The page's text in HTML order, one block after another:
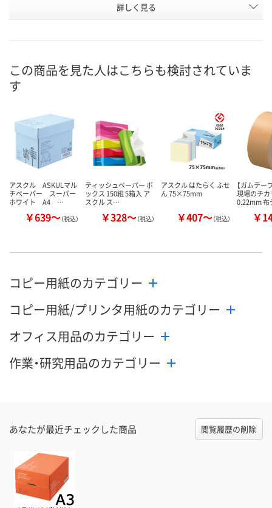
2371797
カゴへ カ
詳しく見る
この商品を見た人はこちらも検討されていま
す
アスクル ASKULマル
チペーパー スーパー
ホワイト A4 …
￥639～（税込）
ティッシュペーパー ボ
ックス 150組 5箱入 ア
スクル ス…
￥328～（税込）
アスクル はたらく ふせ
ん 75×75mm
￥407～（税込）
【ガムテー
現場のチカ
0.22mm
￥
コピー用紙のカテゴリー
コピー用紙/プリンタ用紙のカテゴリー
オフィス用品のカテゴリー
作業・研究用品のカテゴリー
あなたが最近チェックした商品 閲覧履歴の削除